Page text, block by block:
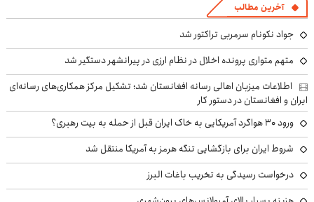
آخرین مطالب
جواد نکونام سرمربی تراکتور شد
متهم متواری پرونده اخلال در نظام ارزی در پیرانشهر دستگیر شد
اطلاعات میزبان اهالی رسانه افغانستان شد؛ تشکیل مرکز همکاری‌های رسانه‌ای
ایران و افغانستان در دستور کار
ورود ۳۰ هواگرد آمریکایی به خاک ایران قبل از حمله به بیت رهبری؟
شروط ایران برای بازگشایی تنگه هرمز به آمریکا منتقل شد
درخواست رسیدگی به تخریب باغات البرز